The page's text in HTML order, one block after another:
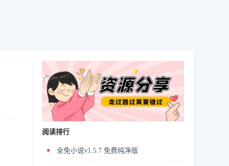
阅读排行
全免小说v1.5.7 免费纯净版